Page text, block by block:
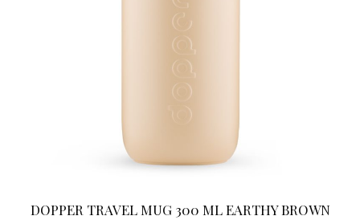
DOPPER TRAVEL MUG 300 ML EARTHY BROWN